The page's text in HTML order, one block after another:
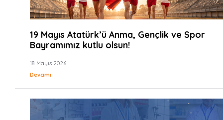
19 Mayıs Atatürk’ü Anma, Gençlik ve Spor
Bayramımız kutlu olsun!
18 Mayıs 2026
Devamı